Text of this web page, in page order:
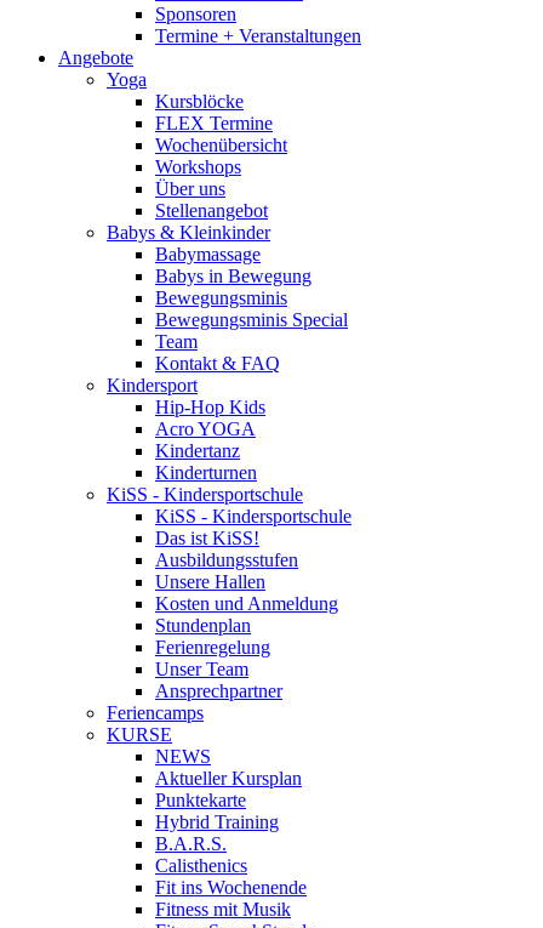
Sponsoren
Termine + Veranstaltungen
Angebote
Yoga
Kursblöcke
FLEX Termine
Wochenübersicht
Workshops
Über uns
Stellenangebot
Babys & Kleinkinder
Babymassage
Babys in Bewegung
Bewegungsminis
Bewegungsminis Special
Team
Kontakt & FAQ
Kindersport
Hip-Hop Kids
Acro YOGA
Kindertanz
Kinderturnen
KiSS - Kindersportschule
KiSS - Kindersportschule
Das ist KiSS!
Ausbildungsstufen
Unsere Hallen
Kosten und Anmeldung
Stundenplan
Ferienregelung
Unser Team
Ansprechpartner
Feriencamps
KURSE
NEWS
Aktueller Kursplan
Punktekarte
Hybrid Training
B.A.R.S.
Calisthenics
Fit ins Wochenende
Fitness mit Musik